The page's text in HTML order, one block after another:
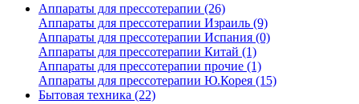
Аппараты для прессотерапии (26)
Аппараты для прессотерапии Израиль (9)
Аппараты для прессотерапии Испания (0)
Аппараты для прессотерапии Китай (1)
Аппараты для прессотерапии прочие (1)
Аппараты для прессотерапии Ю.Корея (15)
Бытовая техника (22)